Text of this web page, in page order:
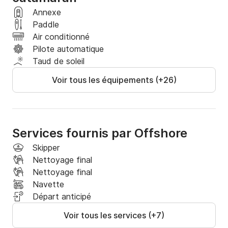
Annexe
Paddle
Air conditionné
Pilote automatique
Taud de soleil
Voir tous les équipements (+26)
Services fournis par Offshore
Skipper
Nettoyage final
Nettoyage final
Navette
Départ anticipé
Voir tous les services (+7)